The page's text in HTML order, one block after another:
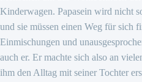
Kinderwagen. Papasein wird nicht
und sie müssen einen Weg für sich
Einmischungen und
auch er. Er machte sich also an
ihm den Alltag mit seiner Tochter